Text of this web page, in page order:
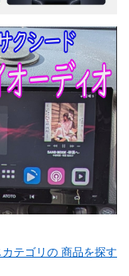
カテゴリの 商品を探す